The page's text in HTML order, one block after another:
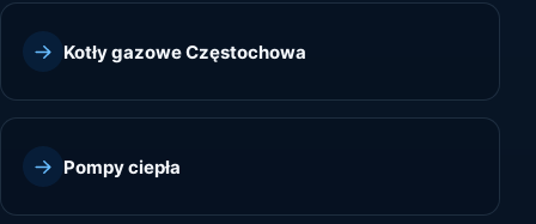
Kotły gazowe Częstochowa
Pompy ciepła